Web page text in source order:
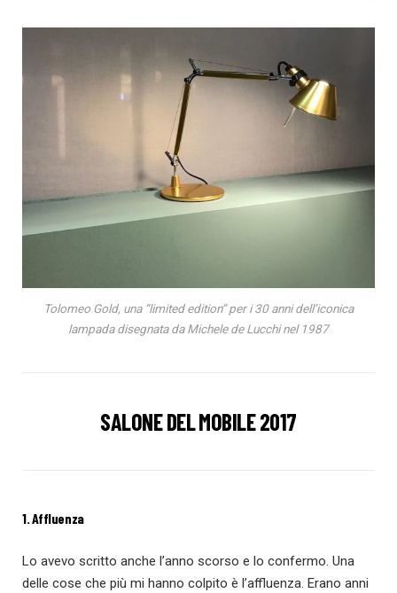
Tolomeo Gold, una “limited edition” per i 30 anni dell’iconica
lampada disegnata da Michele de Lucchi nel 1987
SALONE DEL MOBILE 2017
1. Affluenza
Lo avevo scritto anche l’anno scorso e lo confermo. Una
delle cose che più mi hanno colpito è l’affluenza. Erano anni